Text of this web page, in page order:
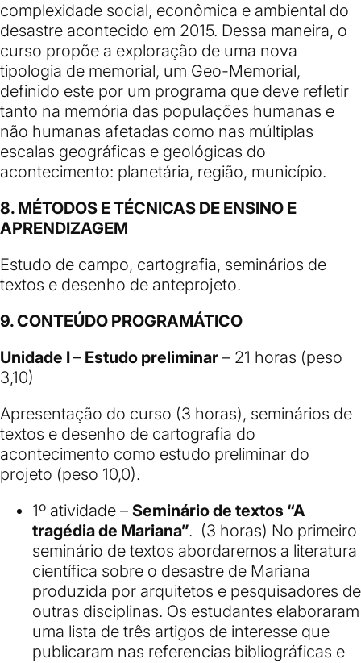
complexidade social, econômica e ambiental do
desastre acontecido em 2015. Dessa maneira, o
curso propõe a exploração de uma nova
tipologia de memorial, um Geo-Memorial,
definido este por um programa que deve refletir
tanto na memória das populações humanas e
não humanas afetadas como nas múltiplas
escalas geográficas e geológicas do
acontecimento: planetária, região, município.
8. MÉTODOS E TÉCNICAS DE ENSINO E
APRENDIZAGEM
Estudo de campo, cartografia, seminários de
textos e desenho de anteprojeto.
9. CONTEÚDO PROGRAMÁTICO
Unidade I – Estudo preliminar – 21 horas (peso
3,10)
Apresentação do curso (3 horas), seminários de
textos e desenho de cartografia do
acontecimento como estudo preliminar do
projeto (peso 10,0).
1º atividade – Seminário de textos “A
tragédia de Mariana”. (3 horas) No primeiro
seminário de textos abordaremos a literatura
científica sobre o desastre de Mariana
produzida por arquitetos e pesquisadores de
outras disciplinas. Os estudantes elaboraram
uma lista de três artigos de interesse que
publicaram nas referencias bibliográficas e